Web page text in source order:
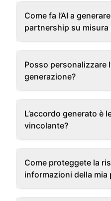
Come fa l’AI a
partnership su misura
Posso personalizzare
generazione?
L’accordo generato è
vincolante?
Come proteggete la
informazioni della mia